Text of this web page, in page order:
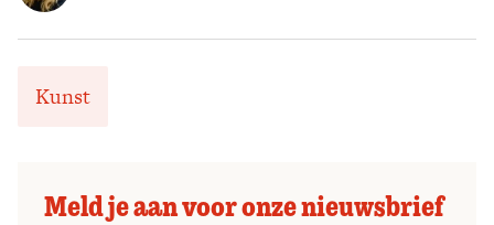
Kunst
Meld je aan voor onze nieuwsbrief